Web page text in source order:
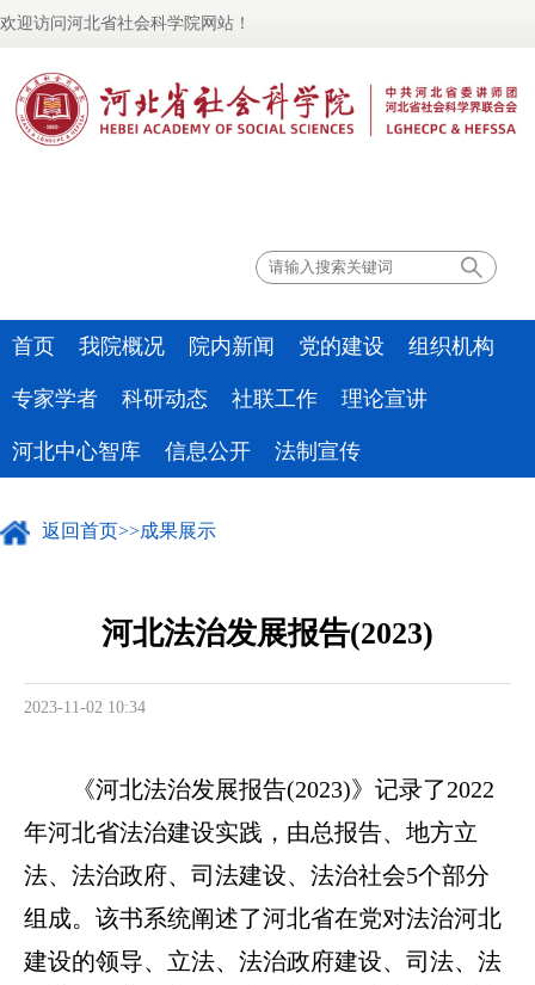
欢迎访问河北省社会科学院网站！
首页 我院概况 院内新闻 党的建设 组织机构
专家学者 科研动态 社联工作 理论宣讲
河北中心智库 信息公开 法制宣传
返回首页>>成果展示
河北法治发展报告(2023)
2023-11-02 10:34
《河北法治发展报告(2023)》记录了2022
年河北省法治建设实践，由总报告、地方立
法、法治政府、司法建设、法治社会5个部分
组成。该书系统阐述了河北省在党对法治河北
建设的领导、立法、法治政府建设、司法、法